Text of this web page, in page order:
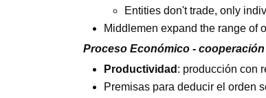
Entities don't trade, only
Middlemen expand the range of
Proceso Económico -
Productividad : producción con
Premisas para deducir el orden